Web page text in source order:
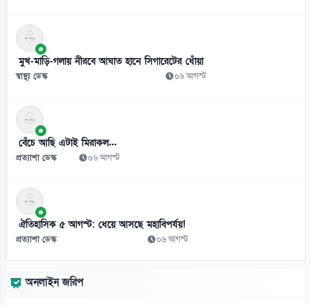
মুখ-মাড়ি-গলায় নীরবে আঘাত হানে সিগারেটের ধোঁয়া
স্বাস্থ্য ডেস্ক ০৬ আগস্ট
বেঁচে আছি এটাই মিরাকল...
প্রত্যাশা ডেস্ক ০৬ আগস্ট
ঐতিহাসিক ৫ আগস্ট: ধেয়ে আসছে মহাবিপর্যয়!
প্রত্যাশা ডেস্ক ০৬ আগস্ট
অনলাইন জরিপ